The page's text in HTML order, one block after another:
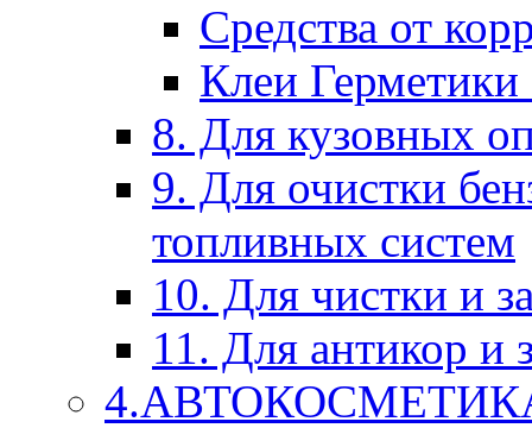
Средства от
Клеи
8. Для кузовных
9. Для очистки
топливных систем
10. Для чистки и
11. Для антикор и